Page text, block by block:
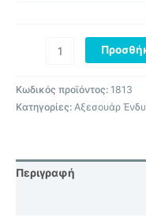
Κωδικός προϊόντος: 1813
Κατηγορίες: Αξεσουάρ
Περιγραφή